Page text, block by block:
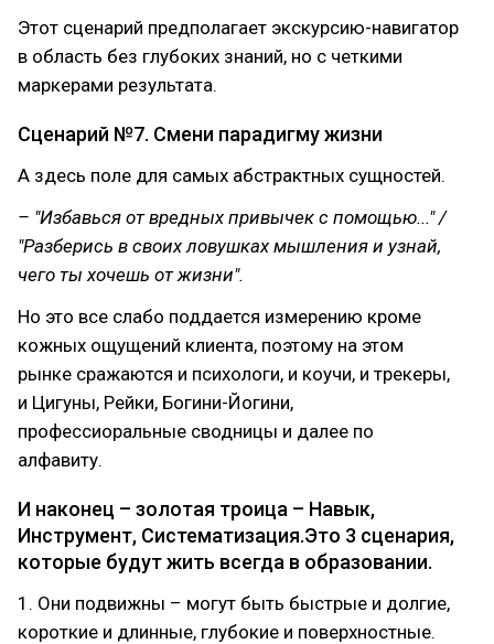
Этот сценарий предполагает экскурсию-навигатор
в область без глубоких знаний, но с четкими
маркерами результата.
Сценарий №7. Смени парадигму жизни
А здесь поле для самых абстрактных сущностей.
– "Избавься от вредных привычек с помощью..." /
"Разберись в своих ловушках мышления и узнай,
чего ты хочешь от жизни".
Но это все слабо поддается измерению кроме
кожных ощущений клиента, поэтому на этом
рынке сражаются и психологи, и коучи, и трекеры,
и Цигуны, Рейки, Богини-Йогини,
профессиоральные сводницы и далее по
алфавиту.
И наконец – золотая троица – Навык,
Инструмент, Систематизация.Это 3 сценария,
которые будут жить всегда в образовании.
1. Они подвижны – могут быть быстрые и долгие,
короткие и длинные, глубокие и поверхностные.